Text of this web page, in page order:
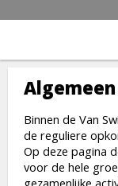
Algemeen
Binnen de Van
de reguliere
Op deze pagina
voor de hele
gezamenlijke